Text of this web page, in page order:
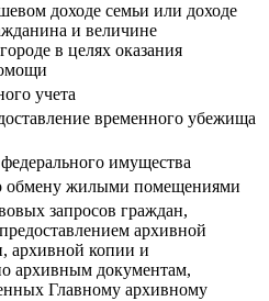
доходе семьи или доходе
и величине
в целях оказания
учета
временного убежища
имущества
обмену жилыми помещениями
запросов граждан,
архивной
архивной копии и
архивным документам,
Главному архивному